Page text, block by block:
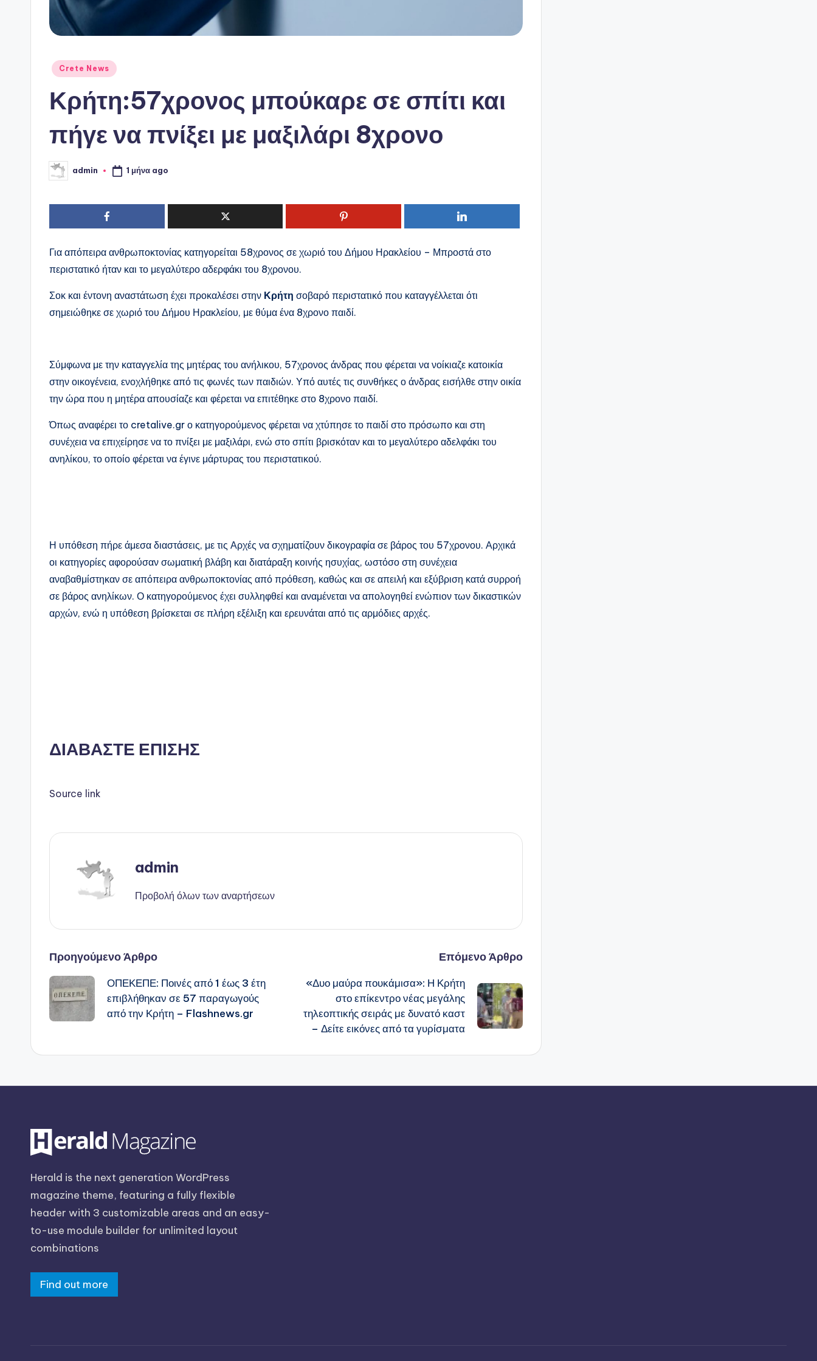
Αναρτήθηκε
Crete News
Κρήτη:57χρονος μπούκαρε σε σπίτι και
πήγε να πνίξει με μαξιλάρι 8χρονο
Συγγραφέας:
admin 1 μήνα ago
Για απόπειρα ανθρωποκτονίας κατηγορείται 58χρονος σε χωριό του Δήμου Ηρακλείου – Μπροστά στο
περιστατικό ήταν και το μεγαλύτερο αδερφάκι του 8χρονου.
Σοκ και έντονη αναστάτωση έχει προκαλέσει στην Κρήτη σοβαρό περιστατικό που καταγγέλλεται ότι
σημειώθηκε σε χωριό του Δήμου Ηρακλείου, με θύμα ένα 8χρονο παιδί.
Σύμφωνα με την καταγγελία της μητέρας του ανήλικου, 57χρονος άνδρας που φέρεται να νοίκιαζε κατοικία
στην οικογένεια, ενοχλήθηκε από τις φωνές των παιδιών. Υπό αυτές τις συνθήκες ο άνδρας εισήλθε στην οικία
την ώρα που η μητέρα απουσίαζε και φέρεται να επιτέθηκε στο 8χρονο παιδί.
Όπως αναφέρει το cretalive.gr ο κατηγορούμενος φέρεται να χτύπησε το παιδί στο πρόσωπο και στη
συνέχεια να επιχείρησε να το πνίξει με μαξιλάρι, ενώ στο σπίτι βρισκόταν και το μεγαλύτερο αδελφάκι του
ανηλίκου, το οποίο φέρεται να έγινε μάρτυρας του περιστατικού.
Η υπόθεση πήρε άμεσα διαστάσεις, με τις Αρχές να σχηματίζουν δικογραφία σε βάρος του 57χρονου. Αρχικά
οι κατηγορίες αφορούσαν σωματική βλάβη και διατάραξη κοινής ησυχίας, ωστόσο στη συνέχεια
αναβαθμίστηκαν σε απόπειρα ανθρωποκτονίας από πρόθεση, καθώς και σε απειλή και εξύβριση κατά συρροή
σε βάρος ανηλίκων. Ο κατηγορούμενος έχει συλληφθεί και αναμένεται να απολογηθεί ενώπιον των δικαστικών
αρχών, ενώ η υπόθεση βρίσκεται σε πλήρη εξέλιξη και ερευνάται από τις αρμόδιες αρχές.
ΔΙΑΒΑΣΤΕ ΕΠΙΣΗΣ
Source link
admin
Προβολή όλων των αναρτήσεων
Πλοήγηση
δημοσιεύσεων
Προηγούμενο Άρθρο
ΟΠΕΚΕΠΕ: Ποινές από 1 έως 3 έτη
επιβλήθηκαν σε 57 παραγωγούς
από την Κρήτη – Flashnews.gr
Επόμενο Άρθρο
«Δυο μαύρα πουκάμισα»: Η Κρήτη
στο επίκεντρο νέας μεγάλης
τηλεοπτικής σειράς με δυνατό καστ
– Δείτε εικόνες από τα γυρίσματα
Herald is the next generation WordPress
magazine theme, featuring a fully flexible
header with 3 customizable areas and an easy-
to-use module builder for unlimited layout
combinations
Find out more